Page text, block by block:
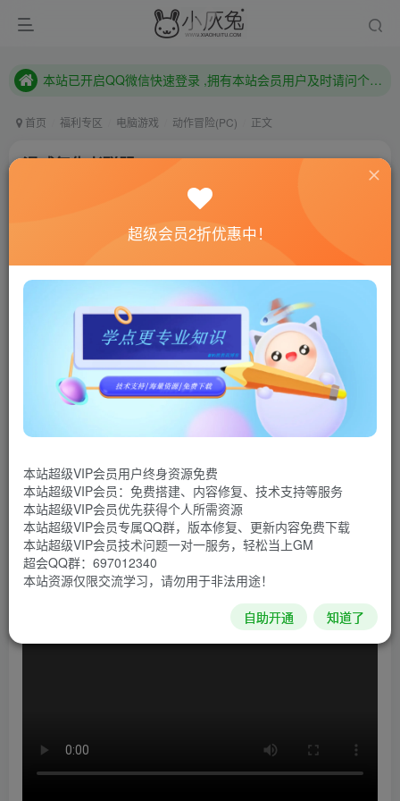
本站已开启QQ微信快速登录 ,拥有本站会员用户及时请问个人中心绑定！
本站已开启QQ微信快速登录 ,拥有本站会员用户及时请问个人中心绑定！
首页 福利专区 电脑游戏 动作冒险(PC) 正文
漫威复仇者联盟/Marvel\’s Avengers
联网教程： 内附教程
单机教程： 内附教程
不懂的话联系客服！！！
本站的资源转载自国内外各大媒体和网络，仅供试玩体
验。如果您喜欢该游戏内容，请支持正版 →→→正版购买
游戏介绍
《复仇者联盟》是由《古墓丽影》系列开发商水晶动力
个原创故事，包含大家所喜爱的角色。本作将电影般的叙事
与单人和合作玩法了结合起来，玩家最多可以组建四人小
队，掌握非凡的超能力、定制符合自己风格的英雄来保护遭
受威胁的世界。
超级会员2折优惠中！
本站超级VIP会员用户终身资源免费
本站超级VIP会员：免费搭建、内容修复、技术支持等服务
本站超级VIP会员优先获得个人所需资源
本站超级VIP会员专属QQ群，版本修复、更新内容免费下载
本站超级VIP会员技术问题一对一服务，轻松当上GM
超会QQ群：697012340
本站资源仅限交流学习，请勿用于非法用途！
自助开通 知道了